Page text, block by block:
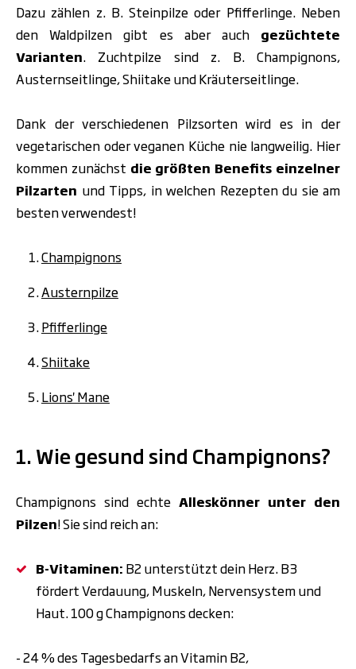
Dazu zählen z. B. Steinpilze oder Pfifferlinge. Neben
den Waldpilzen gibt es aber auch gezüchtete
Varianten. Zuchtpilze sind z. B. Champignons,
Austernseitlinge, Shiitake und Kräuterseitlinge.
Dank der verschiedenen Pilzsorten wird es in der
vegetarischen oder veganen Küche nie langweilig. Hier
kommen zunächst die größten Benefits einzelner
Pilzarten und Tipps, in welchen Rezepten du sie am
besten verwendest!
Champignons
Austernpilze
Pfifferlinge
Shiitake
Lions' Mane
1. Wie gesund sind Champignons?
Champignons sind echte Alleskönner unter den
Pilzen! Sie sind reich an:
B-Vitaminen: B2 unterstützt dein Herz. B3
fördert Verdauung, Muskeln, Nervensystem und
Haut. 100 g Champignons decken:
- 24 % des Tagesbedarfs an Vitamin B2,